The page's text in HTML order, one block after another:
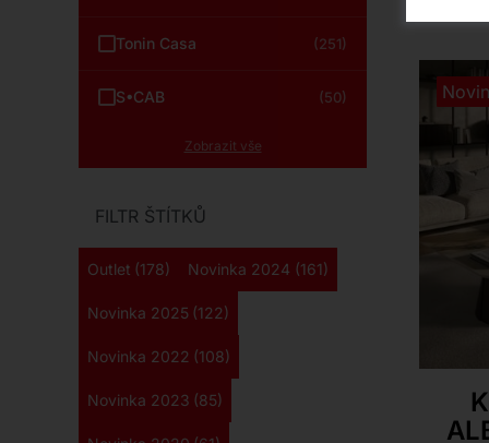
Tonin Casa (251)
S•CAB (50)
Zobrazit vše
FILTR ŠTÍTKŮ
Outlet (178) Novinka 2024 (161)
Novinka 2025 (122)
Novinka 2022 (108)
Novinka 2023 (85)
doplní